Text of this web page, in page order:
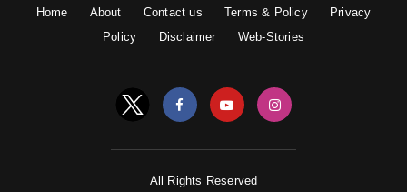
Home About Contact us Terms & Policy
Privacy
Policy
Disclaimer Web-Stories
All Rights Reserved